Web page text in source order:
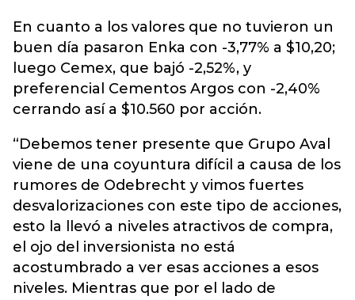
En cuanto a los valores que no tuvieron un
buen día pasaron Enka con -3,77% a $10,20;
luego Cemex, que bajó -2,52%, y
preferencial Cementos Argos con -2,40%
cerrando así a $10.560 por acción.
“Debemos tener presente que Grupo Aval
viene de una coyuntura difícil a causa de los
rumores de Odebrecht y vimos fuertes
desvalorizaciones con este tipo de acciones,
esto la llevó a niveles atractivos de compra,
el ojo del inversionista no está
acostumbrado a ver esas acciones a esos
niveles. Mientras que por el lado de